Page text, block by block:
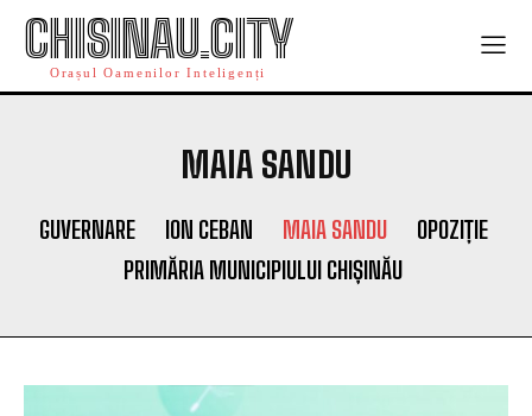
CHISINAU.CITY
Orașul Oamenilor Inteligenți
MAIA SANDU
GUVERNARE ION CEBAN MAIA SANDU
OPOZIȚIE
PRIMĂRIA MUNICIPIULUI CHIȘINĂU